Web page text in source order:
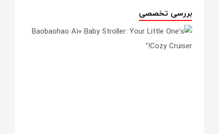
بررسی تخصصی